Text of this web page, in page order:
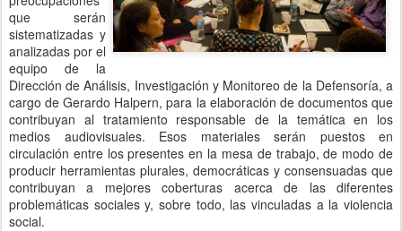
que serán
sistematizadas y
analizadas por el
equipo de la
Dirección de Análisis, Investigación y Monitoreo de la Defensoría, a
cargo de Gerardo Halpern, para la elaboración de documentos que
contribuyan al tratamiento responsable de la temática en los
medios audiovisuales. Esos materiales serán puestos en
circulación entre los presentes en la mesa de trabajo, de modo de
producir herramientas plurales, democráticas y consensuadas que
contribuyan a mejores coberturas acerca de las diferentes
problemáticas sociales y, sobre todo, las vinculadas a la violencia
social.